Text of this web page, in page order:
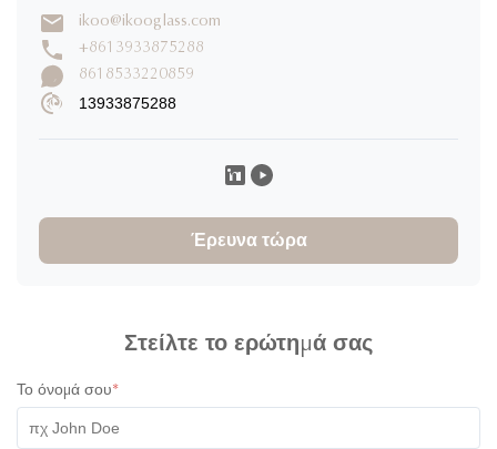
ikoo@ikooglass.com
+8613933875288
8618533220859
13933875288
Έρευνα τώρα
Στείλτε το ερώτημά σας
Το όνομά σου*